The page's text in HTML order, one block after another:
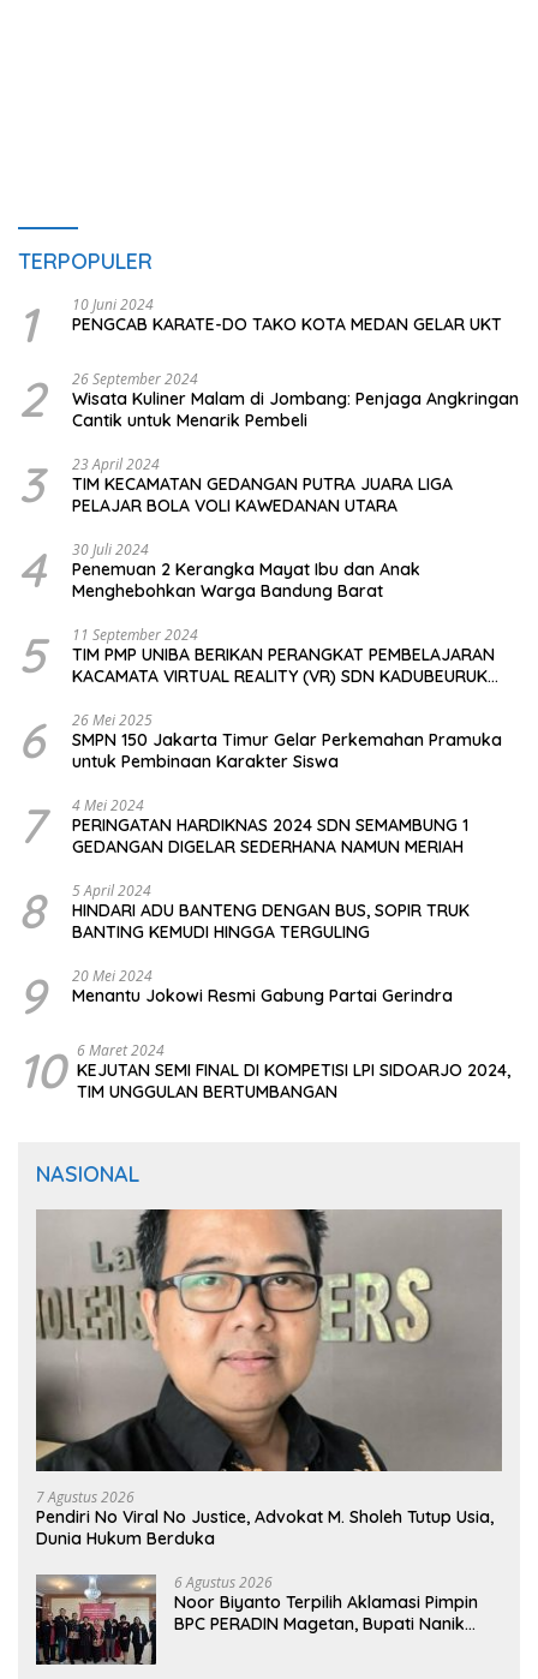
TERPOPULER
1 10 Juni 2024
PENGCAB KARATE-DO TAKO KOTA MEDAN GELAR UKT
2 26 September 2024
Wisata Kuliner Malam di Jombang: Penjaga Angkringan
Cantik untuk Menarik Pembeli
3 23 April 2024
TIM KECAMATAN GEDANGAN PUTRA JUARA LIGA
PELAJAR BOLA VOLI KAWEDANAN UTARA
4 30 Juli 2024
Penemuan 2 Kerangka Mayat Ibu dan Anak
Menghebohkan Warga Bandung Barat
5 11 September 2024
TIM PMP UNIBA BERIKAN PERANGKAT PEMBELAJARAN
KACAMATA VIRTUAL REALITY (VR) SDN KADUBEURUK
6 26 Mei 2025
SMPN 150 Jakarta Timur Gelar Perkemahan Pramuka
untuk Pembinaan Karakter Siswa
7 4 Mei 2024
PERINGATAN HARDIKNAS 2024 SDN SEMAMBUNG 1
GEDANGAN DIGELAR SEDERHANA NAMUN MERIAH
8 5 April 2024
HINDARI ADU BANTENG DENGAN BUS, SOPIR TRUK
BANTING KEMUDI HINGGA TERGULING
9 20 Mei 2024
Menantu Jokowi Resmi Gabung Partai Gerindra
10 6 Maret 2024
KEJUTAN SEMI FINAL DI KOMPETISI LPI SIDOARJO 2024,
TIM UNGGULAN BERTUMBANGAN
NASIONAL
7 Agustus 2026
Pendiri No Viral No Justice, Advokat M. Sholeh Tutup Usia,
Dunia Hukum Berduka
6 Agustus 2026
Noor Biyanto Terpilih Aklamasi Pimpin
BPC PERADIN Magetan, Bupati Nanik